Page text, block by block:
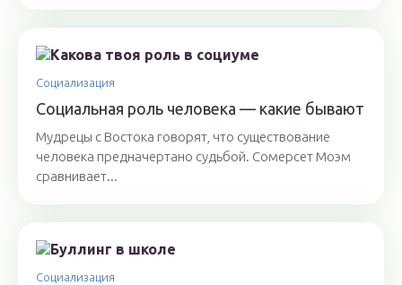
Социализация
Социальная роль человека — какие бывают
Мудрецы с Востока говорят, что существование
человека предначертано судьбой. Сомерсет Моэм
сравнивает...
Социализация